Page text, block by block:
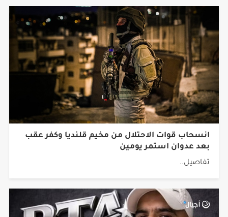
انسحاب قوات الاحتلال من مخيم قلنديا وكفر عقب
بعد عدوان استمر يومين
تفاصيل..